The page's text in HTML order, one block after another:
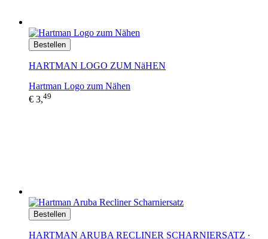
Bestellen
HARTMAN LOGO ZUM NäHEN
Hartman Logo zum Nähen
€ 3,49
Bestellen
HARTMAN ARUBA RECLINER SCHARNIERSATZ ∙